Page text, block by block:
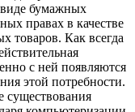
бумажных
правах в качестве
Как всегда
с ней появляются
этой потребности.
существования